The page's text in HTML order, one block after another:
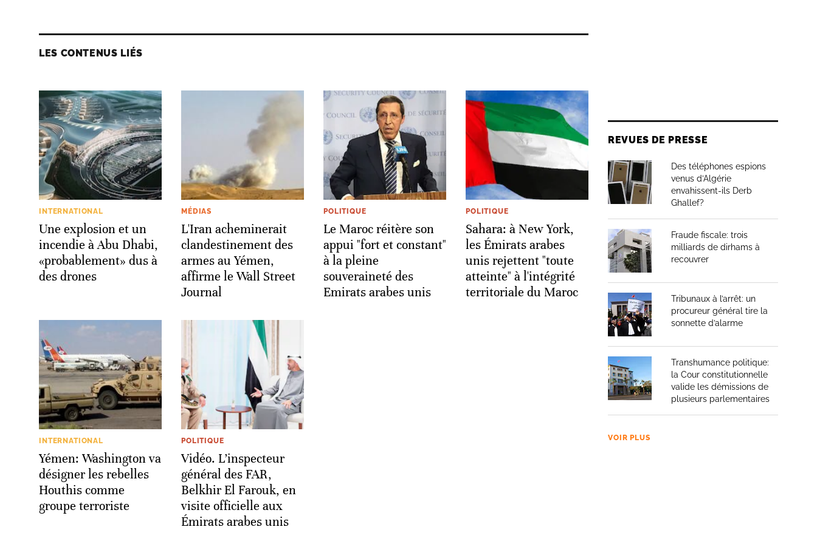
LES CONTENUS LIÉS
INTERNATIONAL
Une explosion et un
incendie à Abu Dhabi,
«probablement» dus à
des drones
MÉDIAS
L'Iran acheminerait
clandestinement des
armes au Yémen,
affirme le Wall Street
Journal
POLITIQUE
Le Maroc réitère son
appui "fort et constant"
à la pleine
souveraineté des
Emirats arabes unis
POLITIQUE
Sahara: à New York,
les Émirats arabes
unis rejettent "toute
atteinte" à l'intégrité
territoriale du Maroc
INTERNATIONAL
Yémen: Washington va
désigner les rebelles
Houthis comme
groupe terroriste
POLITIQUE
Vidéo. L’inspecteur
général des FAR,
Belkhir El Farouk, en
visite officielle aux
Émirats arabes unis
REVUES DE PRESSE
Des téléphones espions
venus d’Algérie
envahissent-ils Derb
Ghallef?
Fraude fiscale: trois
milliards de dirhams à
recouvrer
Tribunaux à l’arrêt: un
procureur général tire la
sonnette d’alarme
Transhumance politique:
la Cour constitutionnelle
valide les démissions de
plusieurs parlementaires
VOIR PLUS